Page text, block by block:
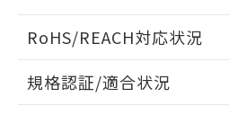
ドすることができます。
ログイン/会
RoHS/REACH対応状況
EU RoHS 注意事項・凡例
規格認証/適合状況
ものではありません。
また、RoHS指令のフタ
物質の対応では、対応完了
欄に対応日を記載しており
既に当社にて対応品へ